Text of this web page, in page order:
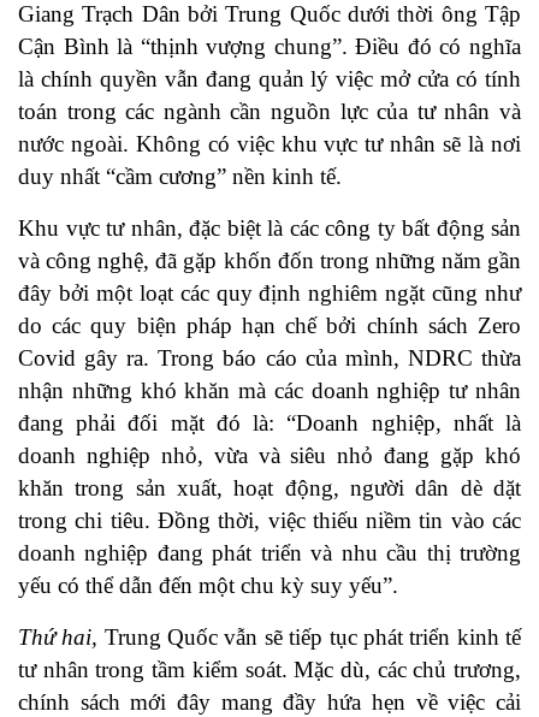
Giang Trạch Dân bởi Trung Quốc dưới thời ông Tập
Cận Bình là “thịnh vượng chung”. Điều đó có nghĩa
là chính quyền vẫn đang quản lý việc mở cửa có tính
toán trong các ngành cần nguồn lực của tư nhân và
nước ngoài. Không có việc khu vực tư nhân sẽ là nơi
duy nhất “cầm cương” nền kinh tế.
Khu vực tư nhân, đặc biệt là các công ty bất động sản
và công nghệ, đã gặp khốn đốn trong những năm gần
đây bởi một loạt các quy định nghiêm ngặt cũng như
do các quy biện pháp hạn chế bởi chính sách Zero
Covid gây ra. Trong báo cáo của mình, NDRC thừa
nhận những khó khăn mà các doanh nghiệp tư nhân
đang phải đối mặt đó là: “Doanh nghiệp, nhất là
doanh nghiệp nhỏ, vừa và siêu nhỏ đang gặp khó
khăn trong sản xuất, hoạt động, người dân dè dặt
trong chi tiêu. Đồng thời, việc thiếu niềm tin vào các
doanh nghiệp đang phát triển và nhu cầu thị trường
yếu có thể dẫn đến một chu kỳ suy yếu”.
Thứ hai, Trung Quốc vẫn sẽ tiếp tục phát triển kinh tế
tư nhân trong tầm kiểm soát. Mặc dù, các chủ trương,
chính sách mới đây mang đầy hứa hẹn về việc cải